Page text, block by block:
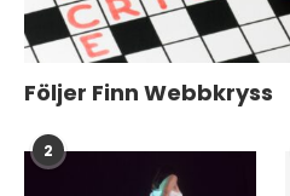
Följer Finn Webbkryss
2